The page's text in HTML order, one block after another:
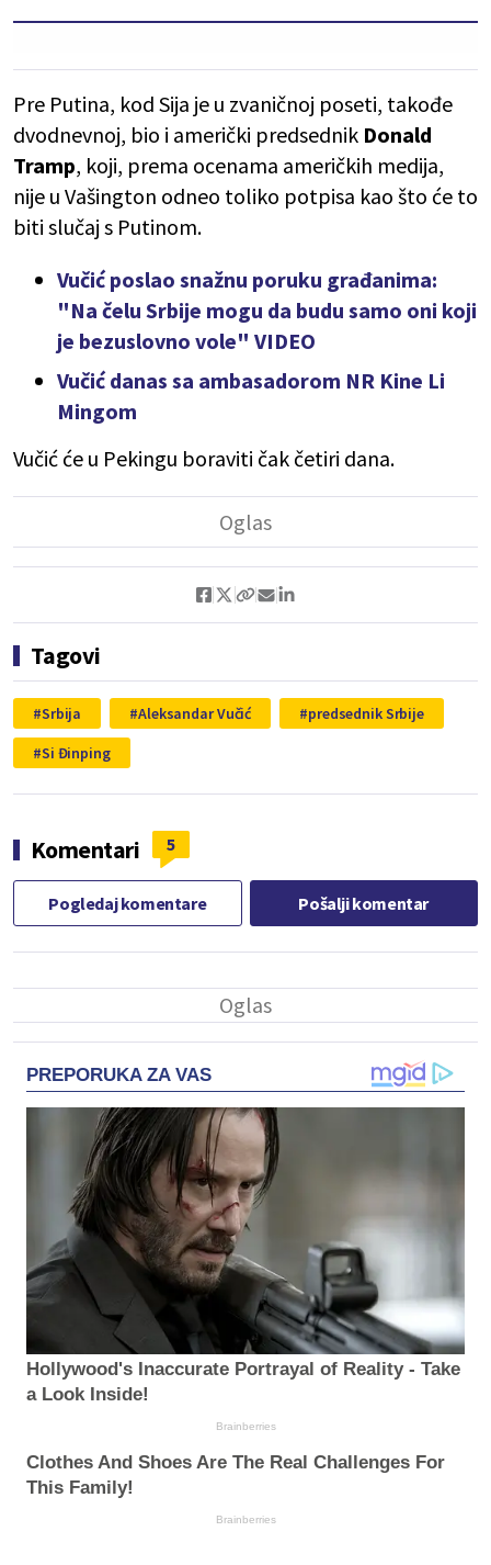
Pre Putina, kod Sija je u zvaničnoj poseti, takođe
dvodnevnoj, bio i američki predsednik Donald
Tramp, koji, prema ocenama američkih medija,
nije u Vašington odneo toliko potpisa kao što će to
biti slučaj s Putinom.
Vučić poslao snažnu poruku građanima:
"Na čelu Srbije mogu da budu samo oni koji
je bezuslovno vole" VIDEO
Vučić danas sa ambasadorom NR Kine Li
Mingom
Vučić će u Pekingu boraviti čak četiri dana.
Tagovi
Srbija Aleksandar Vučić
predsednik Srbije
Si Đinping
Komentari 5
Pogledaj komentare Pošalji komentar
PREPORUKA ZA VAS
Hollywood's Inaccurate Portrayal of Reality - Take
a Look Inside!
Brainberries
Clothes And Shoes Are The Real Challenges For
This Family!
Brainberries